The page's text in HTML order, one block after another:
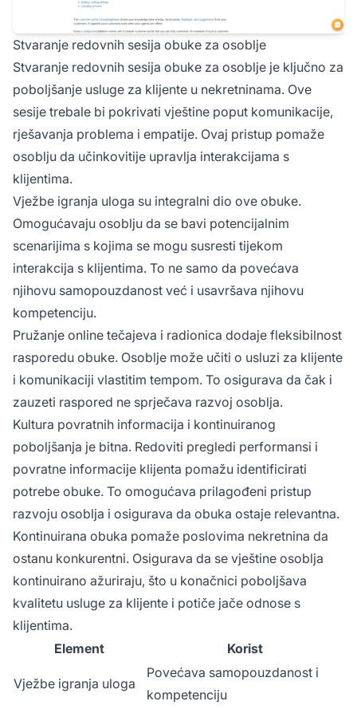
Stvaranje redovnih sesija obuke za osoblje
Stvaranje redovnih sesija obuke za osoblje je ključno za
poboljšanje usluge za klijente u nekretninama. Ove
sesije trebale bi pokrivati vještine poput komunikacije,
rješavanja problema i empatije. Ovaj pristup pomaže
osoblju da učinkovitije upravlja interakcijama s
klijentima.
Vježbe igranja uloga su integralni dio ove obuke.
Omogućavaju osoblju da se bavi potencijalnim
scenarijima s kojima se mogu susresti tijekom
interakcija s klijentima. To ne samo da povećava
njihovu samopouzdanost već i usavršava njihovu
kompetenciju.
Pružanje online tečajeva i radionica dodaje fleksibilnost
rasporedu obuke. Osoblje može učiti o usluzi za klijente
i komunikaciji vlastitim tempom. To osigurava da čak i
zauzeti raspored ne sprječava razvoj osoblja.
Kultura povratnih informacija i kontinuiranog
poboljšanja je bitna. Redoviti pregledi performansi i
povratne informacije klijenta pomažu identificirati
potrebe obuke. To omogućava prilagođeni pristup
razvoju osoblja i osigurava da obuka ostaje relevantna.
Kontinuirana obuka pomaže poslovima nekretnina da
ostanu konkurentni. Osigurava da se vještine osoblja
kontinuirano ažuriraju, što u konačnici poboljšava
kvalitetu usluge za klijente i potiče jače odnose s
klijentima.
Element
Korist
Vježbe igranja uloga
Povećava samopouzdanost i
kompetenciju